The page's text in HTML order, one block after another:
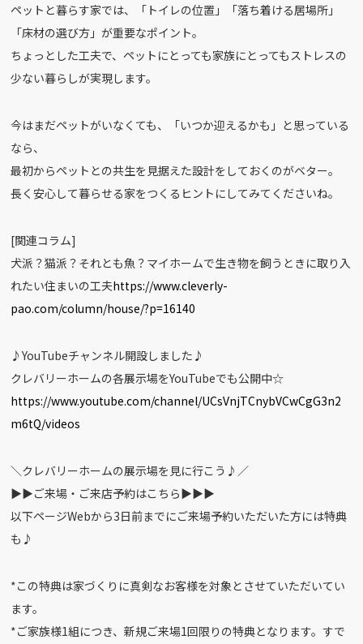
ペットと暮らす家では、「トイレの位置」「落ち着ける居場所」
「床材の選び方」が重要なポイント。
ちょっとした工夫で、ペットにとっても家族にとってもストレスの
少ない暮らしが実現します。
今はまだペットがいなくても、「いつか迎えるかも」と思っている
なら、
最初からペットとの共生を見据えた設計をしておくのがベター。
長く安心して暮らせる家をつくるヒントにしてみてくださいね。
[関連コラム]
犬派？猫派？それとも魚？マイホームで生き物を飼うときに取り入
れたい住まいの工夫https://www.cleverly-
pao.com/column/house/?p=16140
♪YouTubeチャンネル開設しました♪
クレバリーホームの各展示場をYouTubeでも公開中☆
https://www.youtube.com/channel/UCsVnjTCnybVCwCgG3n2
m6tQ/videos
＼クレバリーホームの展示場を見に行こう♪／
▶︎▶︎ご来場・ご来店予約はこちら▶︎▶︎▶︎
以下ページWebから3日前までにご来場予約いただいた方には特典
も♪
*この特典は家づくりに真剣なお客様を対象とさせていただいてい
ます。
*ご家族様1組につき、新規ご来場1回限りの特典となります。すで